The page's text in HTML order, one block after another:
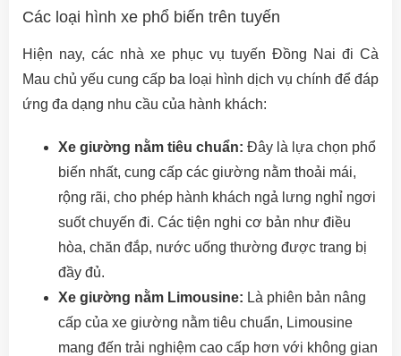
Các loại hình xe phổ biến trên tuyến
Hiện nay, các nhà xe phục vụ tuyến Đồng Nai đi Cà
Mau chủ yếu cung cấp ba loại hình dịch vụ chính để đáp
ứng đa dạng nhu cầu của hành khách:
Xe giường nằm tiêu chuẩn: Đây là lựa chọn phổ
biến nhất, cung cấp các giường nằm thoải mái,
rộng rãi, cho phép hành khách ngả lưng nghỉ ngơi
suốt chuyến đi. Các tiện nghi cơ bản như điều
hòa, chăn đắp, nước uống thường được trang bị
đầy đủ.
Xe giường nằm Limousine: Là phiên bản nâng
cấp của xe giường nằm tiêu chuẩn, Limousine
mang đến trải nghiệm cao cấp hơn với không gian